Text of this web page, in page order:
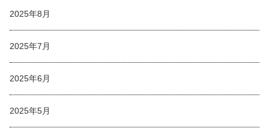
2025年8月
2025年7月
2025年6月
2025年5月